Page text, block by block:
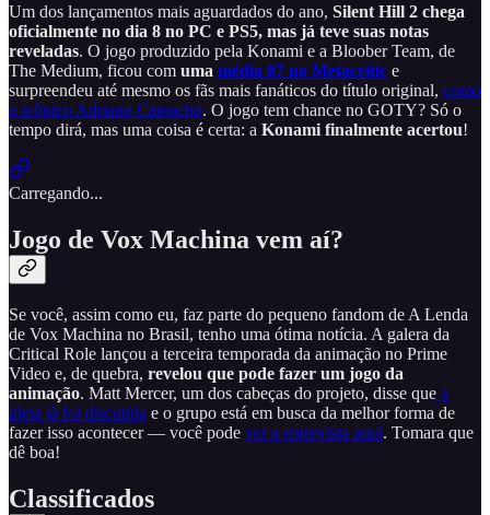
Um dos lançamentos mais aguardados do ano, Silent Hill 2 chega
oficialmente no dia 8 no PC e PS5, mas já teve suas notas
reveladas. O jogo produzido pela Konami e a Bloober Team, de
The Medium, ficou com uma média 87 no Metacritic e
surpreendeu até mesmo os fãs mais fanáticos do título original, como
o icônico Adriano Camacho. O jogo tem chance no GOTY? Só o
tempo dirá, mas uma coisa é certa: a Konami finalmente acertou!
Carregando...
Jogo de Vox Machina vem aí?
Se você, assim como eu, faz parte do pequeno fandom de A Lenda
de Vox Machina no Brasil, tenho uma ótima notícia. A galera da
Critical Role lançou a terceira temporada da animação no Prime
Video e, de quebra, revelou que pode fazer um jogo da
animação. Matt Mercer, um dos cabeças do projeto, disse que a
ideia já foi discutida e o grupo está em busca da melhor forma de
fazer isso acontecer — você pode ver a entrevista aqui. Tomara que
dê boa!
Classificados